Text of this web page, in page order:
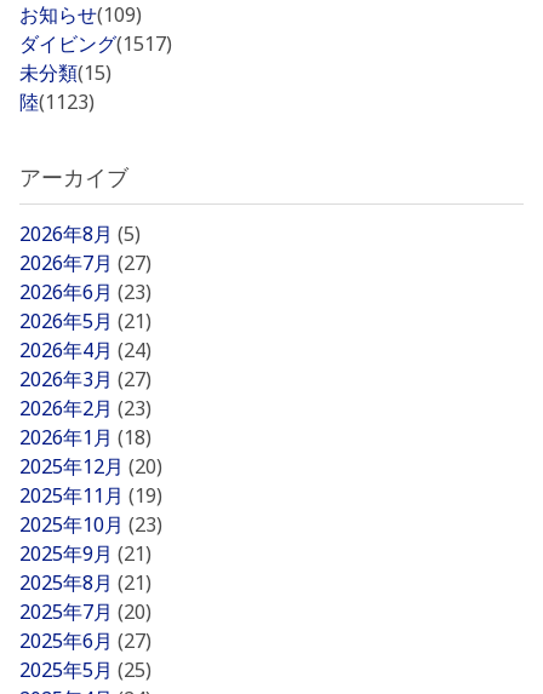
お知らせ(109)
ダイビング(1517)
未分類(15)
陸(1123)
アーカイブ
2026年8月 (5)
2026年7月 (27)
2026年6月 (23)
2026年5月 (21)
2026年4月 (24)
2026年3月 (27)
2026年2月 (23)
2026年1月 (18)
2025年12月 (20)
2025年11月 (19)
2025年10月 (23)
2025年9月 (21)
2025年8月 (21)
2025年7月 (20)
2025年6月 (27)
2025年5月 (25)